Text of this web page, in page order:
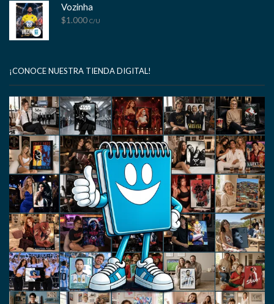
Vozinha
$1.000 C/U
¡CONOCE NUESTRA TIENDA DIGITAL!